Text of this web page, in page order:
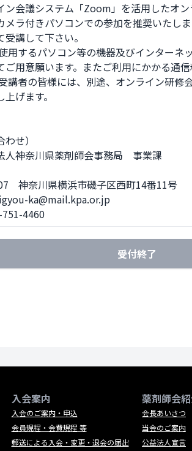
会議システム「Zoom」を活用したオ
ラ付きパソコンでの参加を推奨いたし
して下さい。
するパソコン等の機器及びインターネ
意願います。またご利用にかかる通信
者の皆様には、別途、オンライン研修
ます。
わせ）
人神奈川県薬剤師会事務局　事業課
　神奈川県横浜市磯子区西町14番11号
ka@mail.kpa.or.jp
751-4460
受付終了
入会案内
入会のご案内・申込
会員規程・会費規程 等
郵送による入会・変更・退会の届出
薬剤師会
会長あいさつ
当会のご案内
公益法人宣言